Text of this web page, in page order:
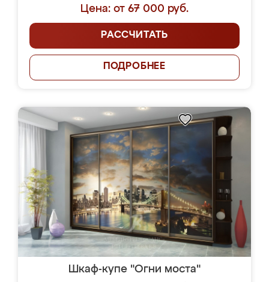
Цена: от 67 000 руб.
РАССЧИТАТЬ
ПОДРОБНЕЕ
Шкаф-купе "Огни моста"